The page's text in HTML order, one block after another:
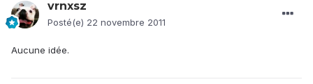
vrnxsz
Posté(e) 22 novembre 2011
Aucune idée.